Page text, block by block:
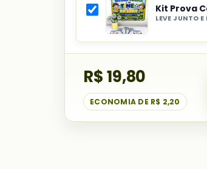
Copa
Mundo
combo:
Atividade
Interativa
de
Copa
do
Mundo
Selecionar
item
combo:
Prova
Copa
Kit Prova
LEVE JUNTO E
R$ 19,80
ECONOMIA DE R$ 2,20